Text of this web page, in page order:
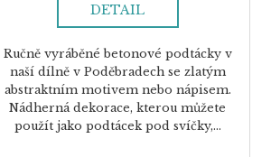
DETAIL
Ručně vyráběné betonové podtácky v
naší dílně v Poděbradech se zlatým
abstraktním motivem nebo nápisem.
Nádherná dekorace, kterou můžete
použít jako podtácek pod svíčky,...